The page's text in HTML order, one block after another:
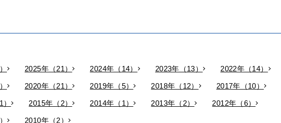
2025年（21） 2024年（14） 2023年（13） 2022年（14）
2020年（21） 2019年（5） 2018年（12） 2017年（10）
2015年（2） 2014年（1） 2013年（2） 2012年（6）
2010年（2）